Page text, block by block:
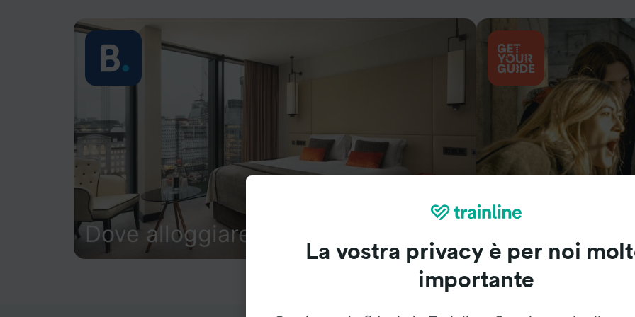
Dove alloggiare
La vostra privacy è per noi
importante